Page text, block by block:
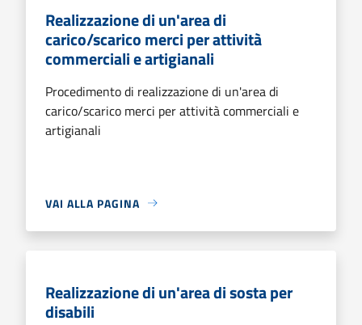
Realizzazione di un'area di
carico/scarico merci per attività
commerciali e artigianali
Procedimento di realizzazione di un'area di
carico/scarico merci per attività commerciali e
artigianali
VAI ALLA PAGINA
Realizzazione di un'area di sosta per
disabili